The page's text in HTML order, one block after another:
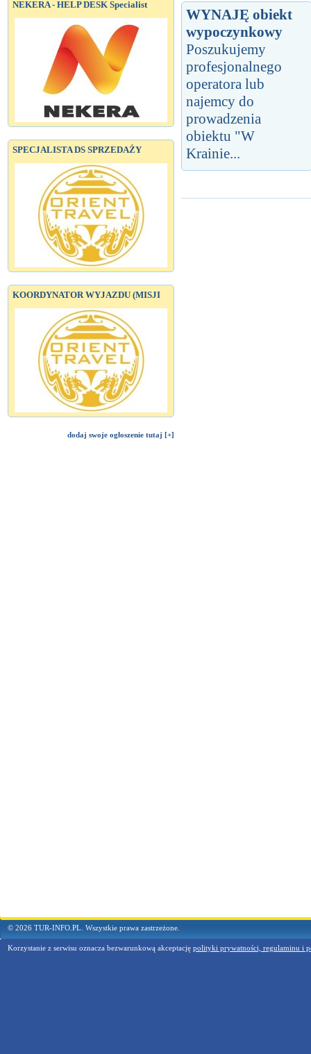
NEKERA - HELP DESK Specialist
SPECJALISTA DS SPRZEDAŻY
KOORDYNATOR WYJAZDU (MISJI
dodaj swoje ogłoszenie tutaj [+]
WYNAJĘ obiekt
wypoczynkowy
Poszukujemy
profesjonalnego
operatora lub
najemcy do
prowadzenia
obiektu "W
Krainie...
© 2026 TUR-INFO.PL. Wszystkie prawa zastrzeżone.
Korzystanie z serwisu oznacza bezwarunkową akceptację polityki prywatności, regulaminu i